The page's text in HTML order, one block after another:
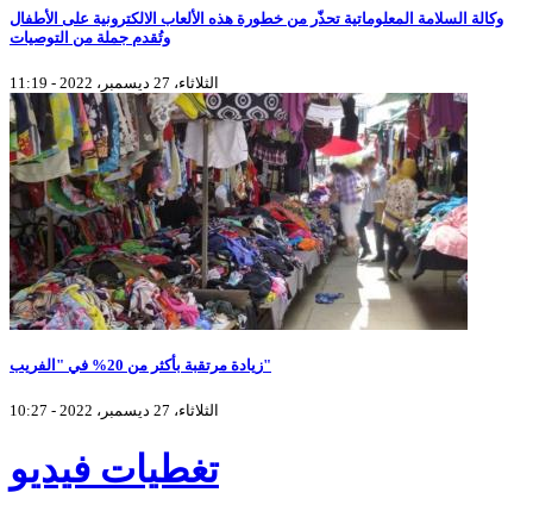
وكالة السلامة المعلوماتية تحذّر من خطورة هذه الألعاب الالكترونية على الأطفال
وتُقدم جملة من التوصيات
الثلاثاء، 27 ديسمبر، 2022 - 11:19
زيادة مرتقبة بأكثر من 20% في "الفريب"
الثلاثاء، 27 ديسمبر، 2022 - 10:27
تغطيات فيديو